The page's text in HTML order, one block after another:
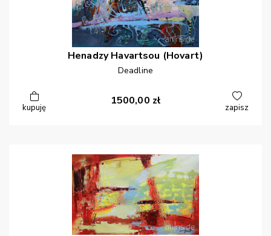
Henadzy Havartsou (Hovart)
Deadline
kupuję
1500,00 zł
zapisz